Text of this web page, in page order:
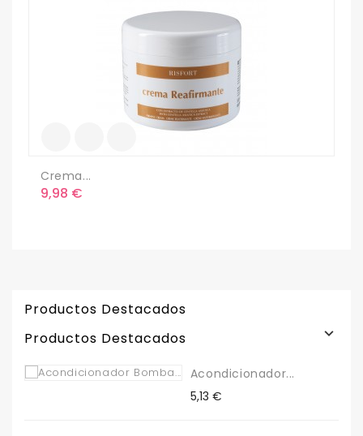
Crema...
Precio
9,98 €
Productos Destacados
Productos Destacados

Acondicionador...
Precio
5,13 €